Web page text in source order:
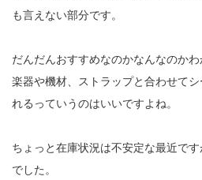
も言えない部分です。
だんだんおすすめなのかなんなのか
楽器や機材、ストラップと合わせて
れるっていうのはいいですよね。
ちょっと在庫状況は不安定な最近で
でした。